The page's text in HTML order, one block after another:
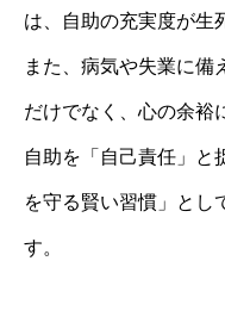
は、自助の充実度が生
また、病気や失業に備
だけでなく、心の余裕
自助を「自己責任」と
を守る賢い習慣」とし
す。